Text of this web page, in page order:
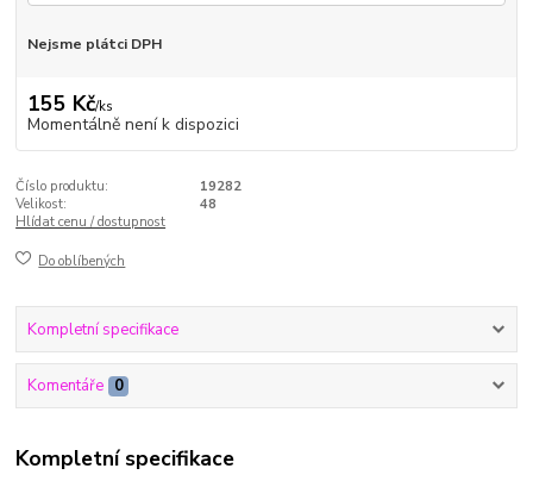
Nejsme plátci DPH
155 Kč/ks
Momentálně není k dispozici
Číslo produktu:
19282
Velikost:
48
Hlídat cenu / dostupnost
Do oblíbených
Kompletní specifikace
Komentáře 0
Kompletní specifikace